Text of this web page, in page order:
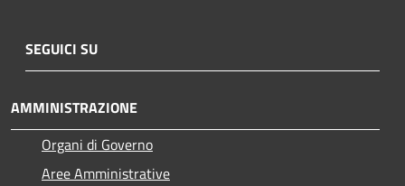
SEGUICI SU
AMMINISTRAZIONE
Organi di Governo
Aree Amministrative